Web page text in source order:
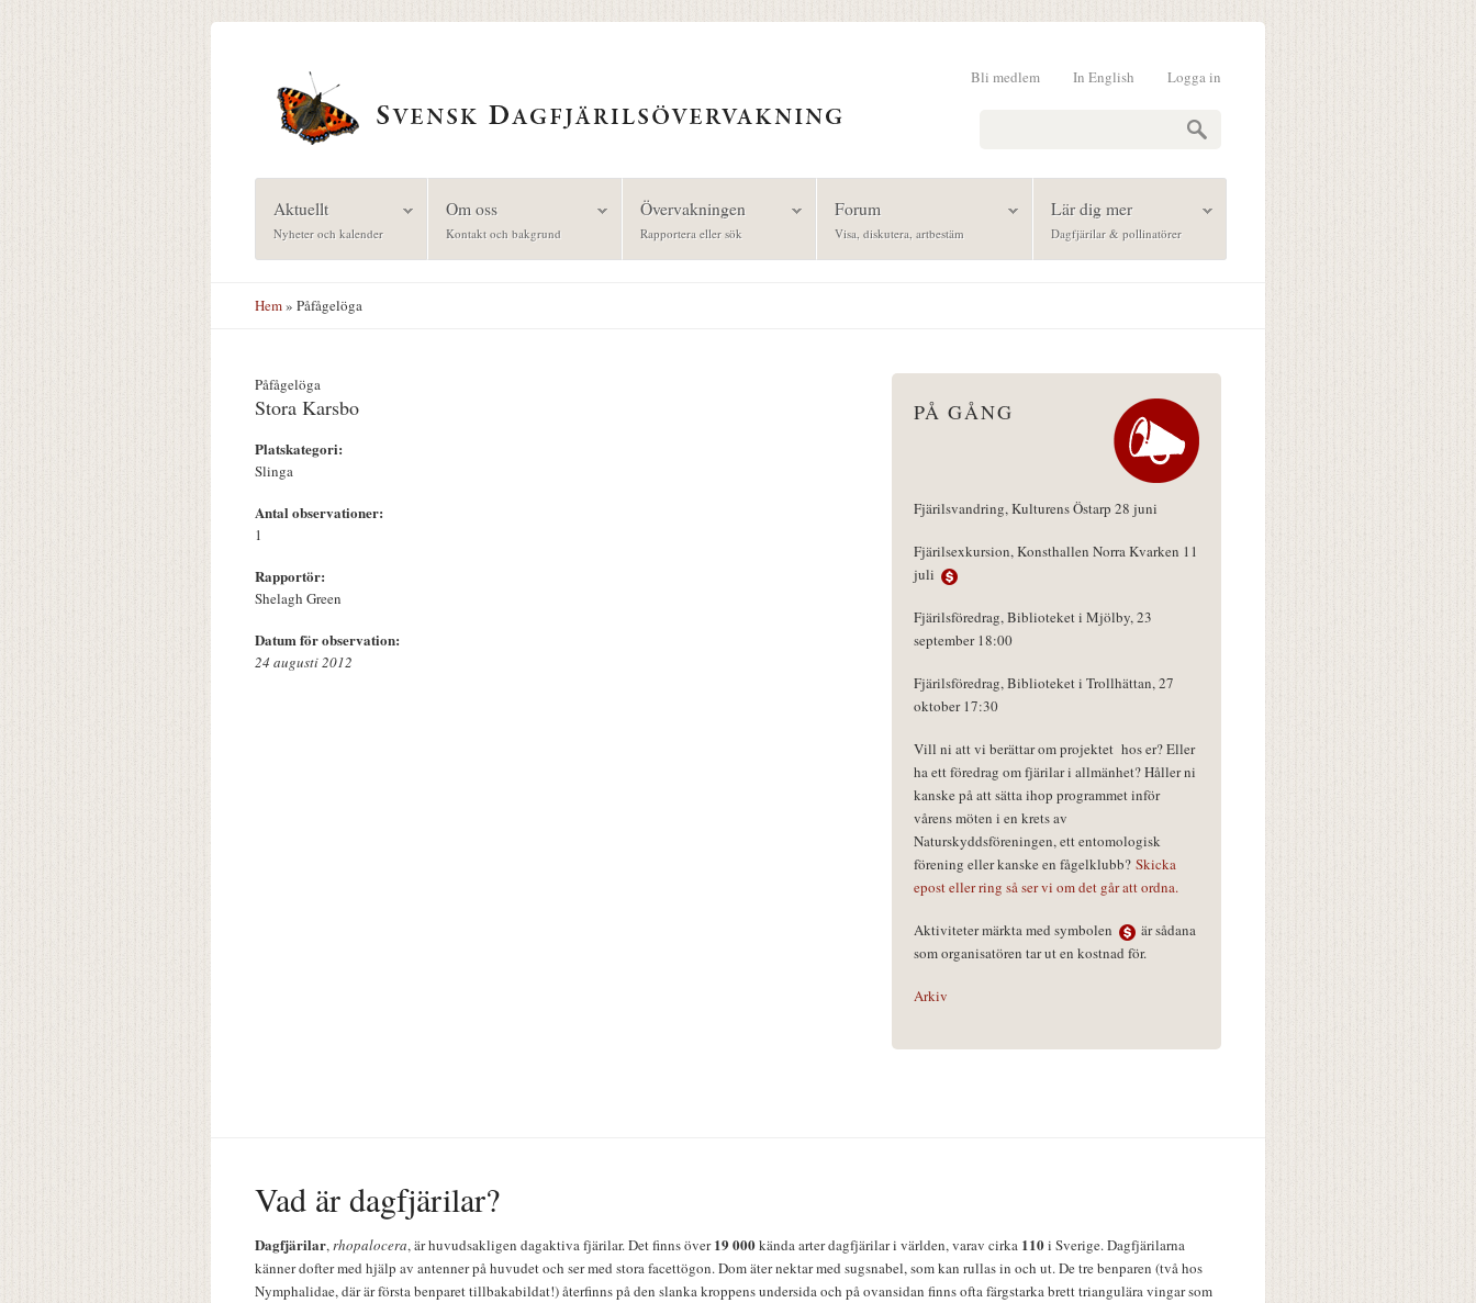
Logga in
In English
Bli medlem
Aktuellt
Nyheter och kalender
Om oss
Kontakt och bakgrund
Övervakningen
Rapportera eller sök
Forum
Visa, diskutera, artbestäm
Lär dig mer
Dagfjärilar & pollinatörer
Hem» Påfågelöga
Påfågelöga
Stora Karsbo
Platskategori:
Slinga
Antal observationer:
1
Rapportör:
Shelagh Green
Datum för observation:
24 augusti 2012
PÅ GÅNG
Fjärilsvandring, Kulturens Östarp 28 juni
Fjärilsexkursion, Konsthallen Norra Kvarken 11
juli
Fjärilsföredrag, Biblioteket i Mjölby, 23
september 18:00
Fjärilsföredrag, Biblioteket i Trollhättan, 27
oktober 17:30
Vill ni att vi berättar om projektet hos er? Eller
ha ett föredrag om fjärilar i allmänhet? Håller ni
kanske på att sätta ihop programmet inför
vårens möten i en krets av
Naturskyddsföreningen, ett entomologisk
förening eller kanske en fågelklubb? Skicka
epost eller ring så ser vi om det går att ordna.
Aktiviteter märkta med symbolen
är sådana
som organisatören tar ut en kostnad för.
Arkiv
Vad är dagfjärilar?
Dagfjärilar,rhopalocera, är huvudsakligen dagaktiva fjärilar. Det finns över19 000kända arter dagfjärilar i världen, varav cirka 110i Sverige. Dagfjärilarna
känner dofter med hjälp av antenner på huvudet och ser med stora facettögon. Dom äter nektar med sugsnabel, som kan rullas in och ut. De tre benparen (två hos
Nymphalidae, där är första benparet tillbakabildat!) återfinns på den slanka kroppens undersida och på ovansidan finns ofta färgstarka brett triangulära vingar som